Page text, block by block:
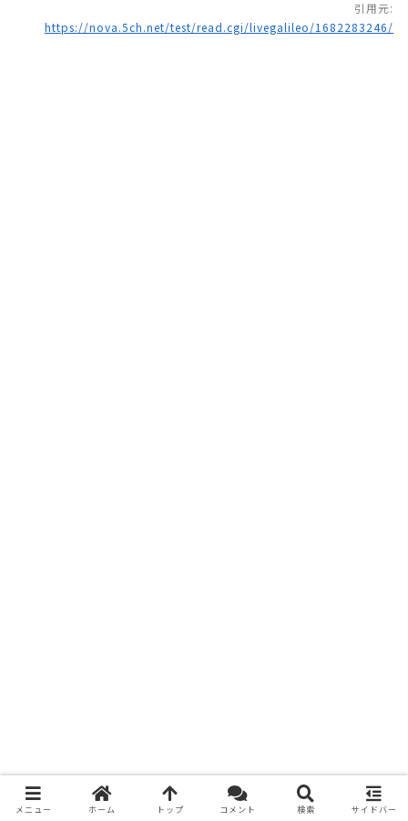
引用元:
https://nova.5ch.net/test/read.cgi/livegalileo/1682283246/
メニュー ホーム トップ コメント 検索 サイドバー